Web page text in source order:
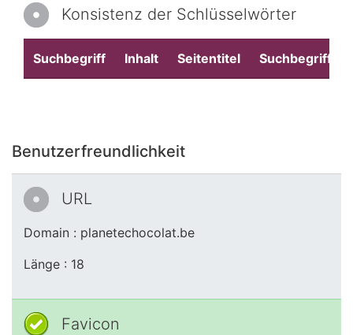
Konsistenz der Schlüsselwörter
Suchbegriff Inhalt Seitentitel Suchbegriffe
Benutzerfreundlichkeit
URL
Domain : planetechocolat.be
Länge : 18
Favicon